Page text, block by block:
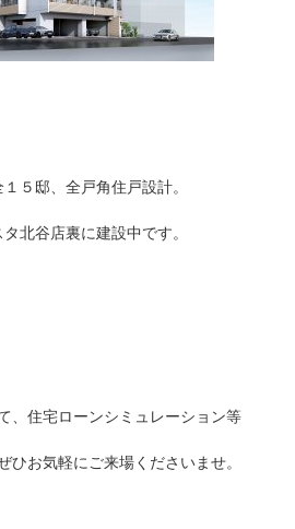
５邸、全戸角住戸設計。
北谷店裏に建設中です。
、住宅ローンシミュレーション等
ひお気軽にご来場くださいませ。